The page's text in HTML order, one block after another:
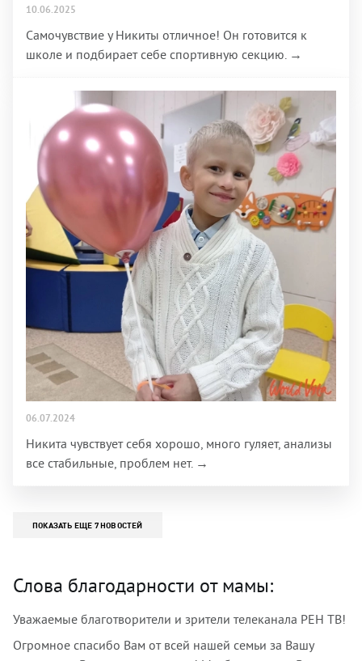
10.06.2025
Самочувствие у Никиты отличное! Он готовится к
школе и подбирает себе спортивную секцию. →
06.07.2024
Никита чувствует себя хорошо, много гуляет, анализы
все стабильные, проблем нет. →
ПОКАЗАТЬ ЕЩЕ 7 НОВОСТЕЙ
Слова благодарности от мамы:
Уважаемые благотворители и зрители телеканала РЕН ТВ!
Огромное спасибо Вам от всей нашей семьи за Вашу